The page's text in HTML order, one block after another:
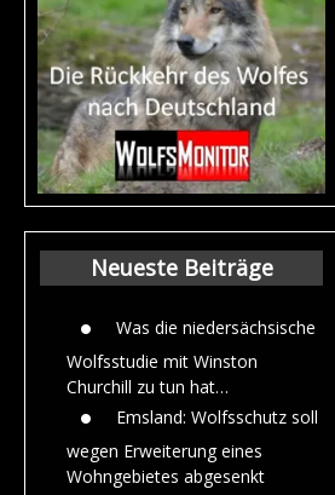
Neueste Beiträge
Was die niedersächsische
Wolfsstudie mit Winston
Churchill zu tun hat…
Emsland: Wolfsschutz soll
wegen Erweiterung eines
Wohngebietes abgesenkt